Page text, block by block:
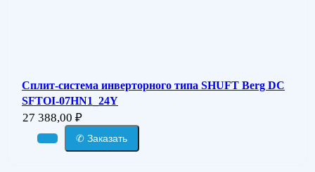
Сплит-система инверторного типа SHUFT Berg DC
SFTOI-07HN1_24Y
27 388,00 ₽
✆ Заказать